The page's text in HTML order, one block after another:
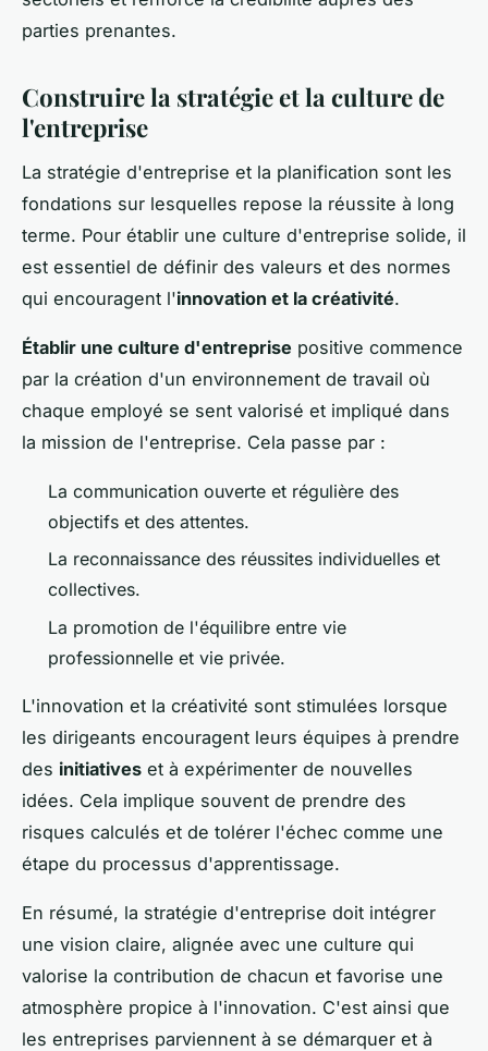
parties prenantes.
Construire la stratégie et la culture de
l'entreprise
La stratégie d'entreprise et la planification sont les
fondations sur lesquelles repose la réussite à long
terme. Pour établir une culture d'entreprise solide, il
est essentiel de définir des valeurs et des normes
qui encouragent l'innovation et la créativité.
Établir une culture d'entreprise positive commence
par la création d'un environnement de travail où
chaque employé se sent valorisé et impliqué dans
la mission de l'entreprise. Cela passe par :
La communication ouverte et régulière des
objectifs et des attentes.
La reconnaissance des réussites individuelles et
collectives.
La promotion de l'équilibre entre vie
professionnelle et vie privée.
L'innovation et la créativité sont stimulées lorsque
les dirigeants encouragent leurs équipes à prendre
des initiatives et à expérimenter de nouvelles
idées. Cela implique souvent de prendre des
risques calculés et de tolérer l'échec comme une
étape du processus d'apprentissage.
En résumé, la stratégie d'entreprise doit intégrer
une vision claire, alignée avec une culture qui
valorise la contribution de chacun et favorise une
atmosphère propice à l'innovation. C'est ainsi que
les entreprises parviennent à se démarquer et à